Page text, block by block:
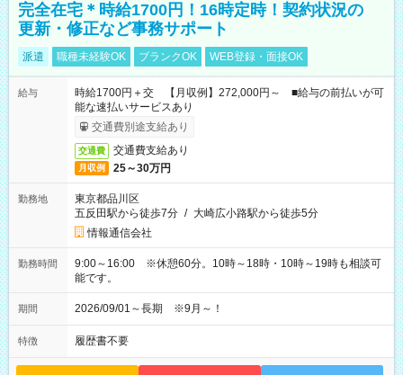
完全在宅＊時給1700円！16時定時！契約状況の
更新・修正など事務サポート
派遣 職種未経験OK ブランクOK WEB登録・面接OK
給与
時給1700円＋交 【月収例】272,000円～ ■給与の前払いが可
能な速払いサービスあり
交通費別途支給あり
交通費 交通費支給あり
月収例 25～30万円
勤務地
東京都品川区
五反田駅から徒歩7分 / 大崎広小路駅から徒歩5分
情報通信会社
勤務時間
9:00～16:00 ※休憩60分。10時～18時・10時～19時も相談可
能です。
期間 2026/09/01～長期 ※9月～！
特徴 履歴書不要